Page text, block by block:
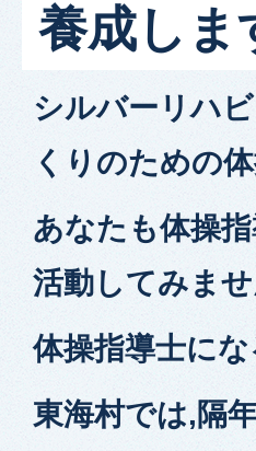
養成しま
シルバーリハ
くりのための体
あなたも体操
活動してみま
体操指導士に
東海村では,隔